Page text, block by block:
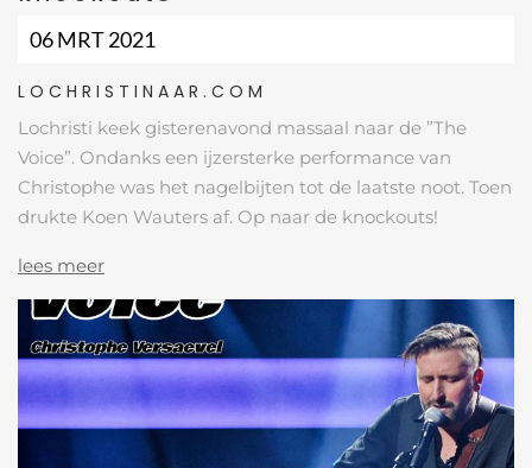
06 MRT 2021
LOCHRISTINAAR.COM
Lochristi keek gisterenavond massaal naar de ”The
Voice”. Ondanks een ijzersterke performance van
Christophe was het nagelbijten tot de laatste noot. Toen
drukte Koen Wauters af. Op naar de knockouts!
lees meer